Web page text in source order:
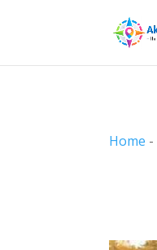
Home -